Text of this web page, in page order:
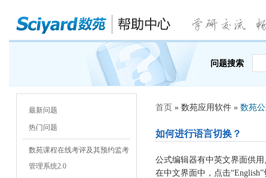
问题搜索
最新问题
热门问题
数苑课程在线考评及其预约监考
管理系统2.0
首页 » 数苑应用软件 » 数苑
如何进行语言切换？
公式编辑器有中英文界面供用
在中文界面中，点击“English”